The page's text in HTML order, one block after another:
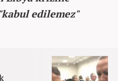
edilemez"